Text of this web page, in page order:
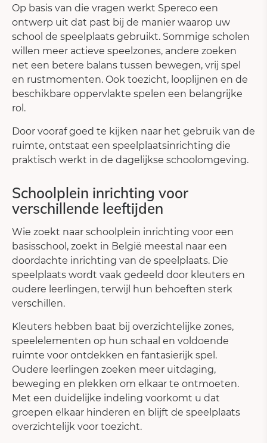
Op basis van die vragen werkt Spereco een
ontwerp uit dat past bij de manier waarop uw
school de speelplaats gebruikt. Sommige scholen
willen meer actieve speelzones, andere zoeken
net een betere balans tussen bewegen, vrij spel
en rustmomenten. Ook toezicht, looplijnen en de
beschikbare oppervlakte spelen een belangrijke
rol.
Door vooraf goed te kijken naar het gebruik van de
ruimte, ontstaat een speelplaatsinrichting die
praktisch werkt in de dagelijkse schoolomgeving.
Schoolplein inrichting voor
verschillende leeftijden
Wie zoekt naar schoolplein inrichting voor een
basisschool, zoekt in België meestal naar een
doordachte inrichting van de speelplaats. Die
speelplaats wordt vaak gedeeld door kleuters en
oudere leerlingen, terwijl hun behoeften sterk
verschillen.
Kleuters hebben baat bij overzichtelijke zones,
speelelementen op hun schaal en voldoende
ruimte voor ontdekken en fantasierijk spel.
Oudere leerlingen zoeken meer uitdaging,
beweging en plekken om elkaar te ontmoeten.
Met een duidelijke indeling voorkomt u dat
groepen elkaar hinderen en blijft de speelplaats
overzichtelijk voor toezicht.